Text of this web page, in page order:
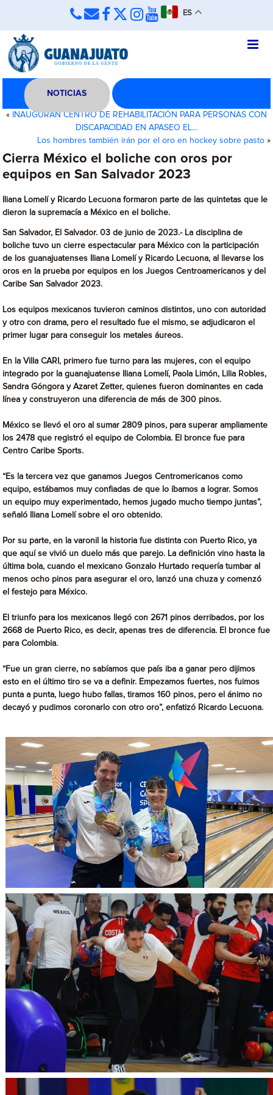
ES
NOTICIAS
«
INAUGURAN CENTRO DE REHABILITACIÓN PARA PERSONAS CON
DISCAPACIDAD EN APASEO EL…
Los hombres también irán por el oro en hockey sobre pasto»
Cierra México el boliche con oros por
equipos en San Salvador 2023
Iliana Lomelí y Ricardo Lecuona formaron parte de las quintetas que le
dieron la supremacía a México en el boliche.
San Salvador, El Salvador. 03 de junio de 2023.- La disciplina de
boliche tuvo un cierre espectacular para México con la participación
de los guanajuatenses Iliana Lomelí y Ricardo Lecuona, al llevarse los
oros en la prueba por equipos en los Juegos Centroamericanos y del
Caribe San Salvador 2023.
Los equipos mexicanos tuvieron caminos distintos, uno con autoridad
y otro con drama, pero el resultado fue el mismo, se adjudicaron el
primer lugar para conseguir los metales áureos.
En la Villa CARI, primero fue turno para las mujeres, con el equipo
integrado por la guanajuatense Iliana Lomelí, Paola Limón, Lilia Robles,
Sandra Góngora y Azaret Zetter, quienes fueron dominantes en cada
línea y construyeron una diferencia de más de 300 pinos.
México se llevó el oro al sumar 2809 pinos, para superar ampliamente
los 2478 que registró el equipo de Colombia. El bronce fue para
Centro Caribe Sports.
“Es la tercera vez que ganamos Juegos Centromericanos como
equipo, estábamos muy confiadas de que lo íbamos a lograr. Somos
un equipo muy experimentado, hemos jugado mucho tiempo juntas”,
señaló Iliana Lomelí sobre el oro obtenido.
Por su parte, en la varonil la historia fue distinta con Puerto Rico, ya
que aquí se vivió un duelo más que parejo. La definición vino hasta la
última bola, cuando el mexicano Gonzalo Hurtado requería tumbar al
menos ocho pinos para asegurar el oro, lanzó una chuza y comenzó
el festejo para México.
El triunfo para los mexicanos llegó con 2671 pinos derribados, por los
2668 de Puerto Rico, es decir, apenas tres de diferencia. El bronce fue
para Colombia.
“Fue un gran cierre, no sabíamos que país iba a ganar pero dijimos
esto en el último tiro se va a definir. Empezamos fuertes, nos fuimos
punta a punta, luego hubo fallas, tiramos 160 pinos, pero el ánimo no
decayó y pudimos coronarlo con otro oro”, enfatizó Ricardo Lecuona.